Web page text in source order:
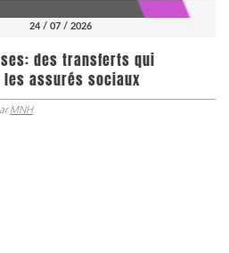
24 / 07 / 2026
des transferts qui
assurés sociaux
MNH